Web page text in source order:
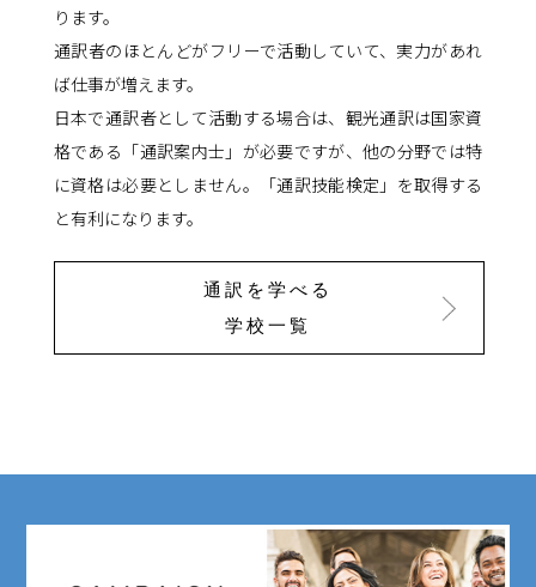
ります。
通訳者のほとんどがフリーで活動していて、実力があれ
ば仕事が増えます。
日本で通訳者として活動する場合は、観光通訳は国家資
格である「通訳案内士」が必要ですが、他の分野では特
に資格は必要としません。「通訳技能検定」を取得する
と有利になります。
通訳を学べる
学校一覧